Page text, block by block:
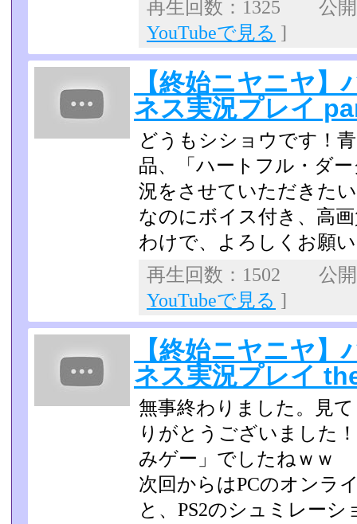
再生回数：1325 公
YouTubeで見る ]
【終始ニヤニヤ
ネス実況プレイ
どうもシショウです！
品、「ハートフル・ダ
況をさせていただきた
なのにボイス付き、高
わけで、よろしくお願
再生回数：1502 公
YouTubeで見る ]
【終始ニヤニヤ
ネス実況プレイ
無事終わりました。見
りがとうございました
みゲー」でしたねｗｗ
次回からはPCのオンラ
と、PS2のシュミレー